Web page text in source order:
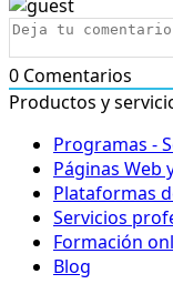
0 Comentarios
Productos y
Programas -
Páginas Web
Plataformas
Servicios
Formación
Blog